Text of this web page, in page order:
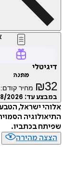
דיגיטלי
מתנה
₪32 מחיר קודם:
במבצע עד: 2026
אלוהי ישראל,
התיאולוגיה
שפיתח בכתביו.
הצצה מהירה